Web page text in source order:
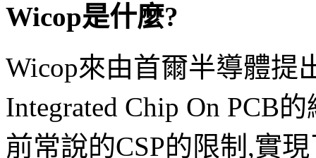
Wicop是什麼?
Wicop來由首爾半導體提
Integrated Chip On PCB
前常說的CSP的限制,實